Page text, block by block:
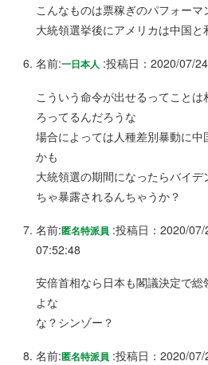
こんなものは票稼ぎのパフォーマ
大統領選挙後にアメリカは中国
名前:一日本人 :投稿日：2020/07/
こういう命令が出せるってことは
ろってるんだろうな
場合によっては人種差別暴動に中
かも
大統領選の期間になったらバイデ
ちゃ暴露されるんちゃうか？
名前:匿名特派員 :投稿日：2020/07/
07:52:48
安倍首相なら日本も閣議決定で総
よな
な？シンゾー？
名前:匿名特派員 :投稿日：2020/07/